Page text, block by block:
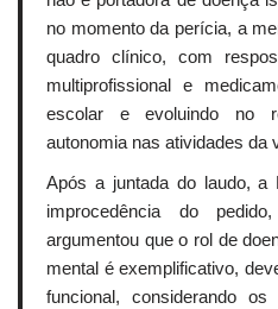
no momento da perícia, a
quadro clínico, com
multiprofissional e
escolar e evoluindo no
autonomia nas atividades da
Após a juntada do laudo, a
improcedência do
argumentou que o rol de
mental é exemplificativo,
funcional, considerando